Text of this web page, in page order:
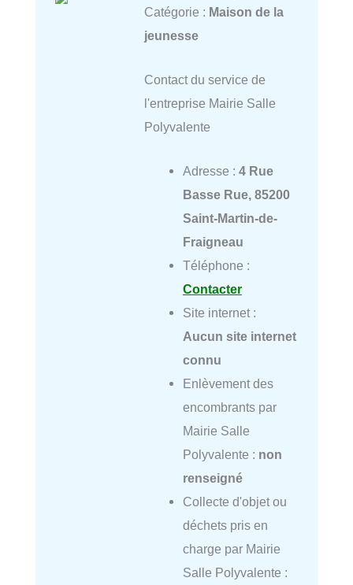
Catégorie : Maison de la
jeunesse
Contact du service de
l'entreprise Mairie Salle
Polyvalente
Adresse : 4 Rue
Basse Rue, 85200
Saint-Martin-de-
Fraigneau
Téléphone :
Contacter
Site internet :
Aucun site internet
connu
Enlèvement des
encombrants par
Mairie Salle
Polyvalente : non
renseigné
Collecte d'objet ou
déchets pris en
charge par Mairie
Salle Polyvalente :